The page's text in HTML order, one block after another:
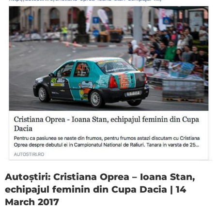
Autoștiri: Cristiana Oprea – Ioana Stan,
echipajul feminin din Cupa Dacia | 14
March 2017